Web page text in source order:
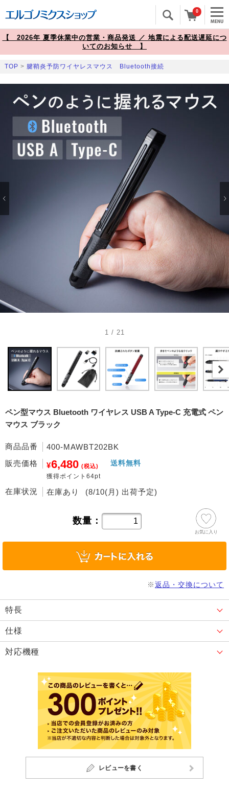
0
【 2026年 夏季休業中の営業・商品発送 ／ 地震による配送遅延につ
いてのお知らせ 】
TOP > 腱鞘炎予防ワイヤレスマウス Bluetooth接続
1 / 21
ペン型マウス Bluetooth ワイヤレス USB A Type-C 充電式 ペン
マウス ブラック
商品品番
400-MAWBT202BK
販売価格
¥6,480 (税込)
獲得ポイント64pt
送料無料
在庫状況 在庫あり (8/10(月) 出荷予定)
数量：
お気に入り
※返品・交換について
特長
仕様
対応機種
レビューを書く